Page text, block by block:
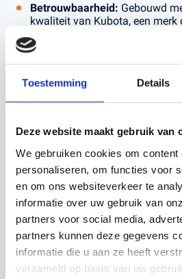
Toestemming Details
Deze website maakt gebruik van
We gebruiken cookies om content
personaliseren, om functies voor
en om ons websiteverkeer te
informatie over uw gebruik van
partners voor social media,
partners kunnen deze gegevens
informatie die u aan ze heeft
verzameld op basis van uw
Betrouwbaarheid: Gebouwd
kwaliteit van Kubota, een merk
staat om zijn duurzaamheid.
Gebruiksgemak:
Intuïtieve
zowel beginners als ervaren
Efficiëntie:Lage
brandstofverbruik besparen u
Service dichtbij huis:Met
Roosendaal profiteert u van
onderdelenservice en
BezoekKerstens Voetenen
veelzijdigheid van de Kubota
staan klaar om u te helpen bij het
keuze!